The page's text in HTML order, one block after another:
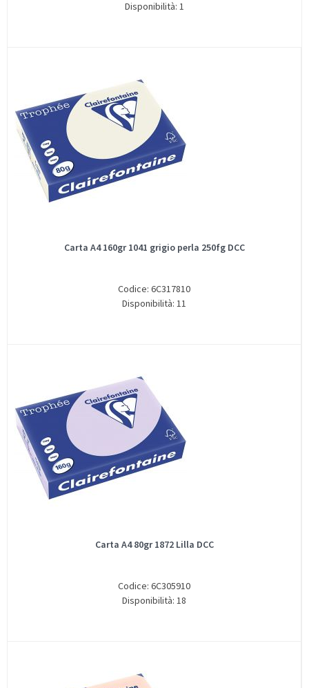
Disponibilità: 1
Carta A4 160gr 1041 grigio perla 250fg DCC
Codice: 6C317810
Disponibilità: 11
Carta A4 80gr 1872 Lilla DCC
Codice: 6C305910
Disponibilità: 18